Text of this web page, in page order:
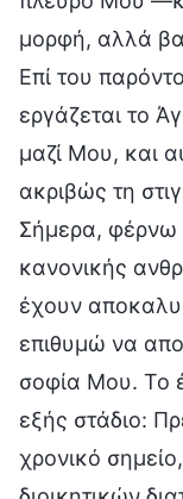
μορφή, αλλά
Επί του
εργάζεται το
μαζί Μου, και
ακριβώς τη
Σήμερα, φέρνω
κανονικής
έχουν
επιθυμώ να
σοφία Μου. Το
εξής στάδιο:
χρονικό